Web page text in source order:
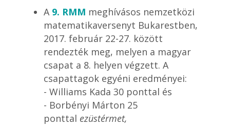
A 9. RMM meghívásos nemzetközi
matematikaversenyt Bukarestben,
2017. február 22-27. között
rendezték meg, melyen a magyar
csapat a 8. helyen végzett. A
csapattagok egyéni eredményei:
- Williams Kada 30 ponttal és
- Borbényi Márton 25
ponttal ezüstérmet,